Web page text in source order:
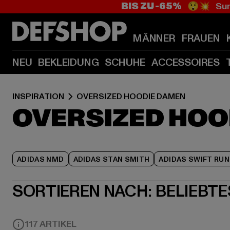
BIS ZU -65% 😲💥
MÄNNER FRAUEN
NEU BEKLEIDUNG SCHUHE ACCESSOIRES
INSPIRATION OVERSIZED HOODIE DAMEN
OVERSIZED
ADIDAS NMD ADIDAS STAN SMITH ADIDAS SWIFT RUN
SORTIEREN NACH:
117 ARTIKEL